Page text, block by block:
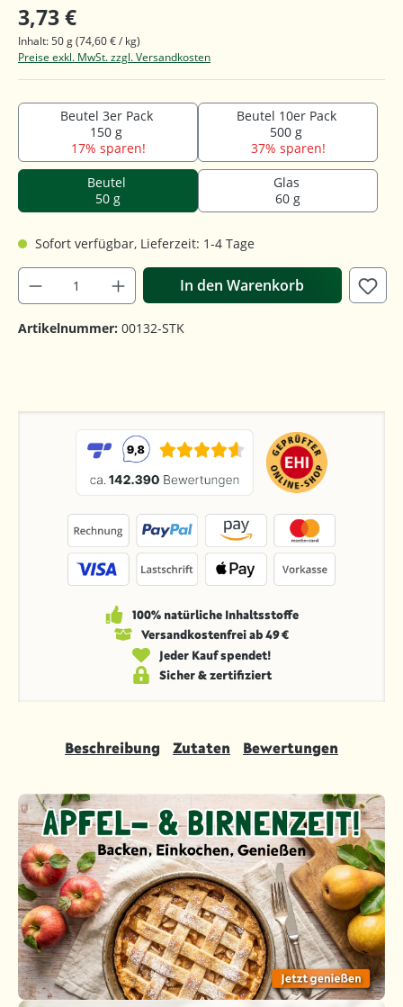
3,73 €
Inhalt:50 g(74,60 € / kg)
Preise exkl. MwSt. zzgl. Versandkosten
Beutel 3er Pack
150 g
17% sparen!
Beutel 10er Pack
500 g
37% sparen!
Beutel
50 g
Glas
60 g
Sofort verfügbar, Lieferzeit: 1-4 Tage
In den Warenkorb
Artikelnummer: 00132-STK
100% natürliche Inhaltsstoffe
Versandkosten­frei ab 49 €
Jeder Kauf spendet!
Sicher & zertifiziert
Beschreibung Zutaten Bewertungen